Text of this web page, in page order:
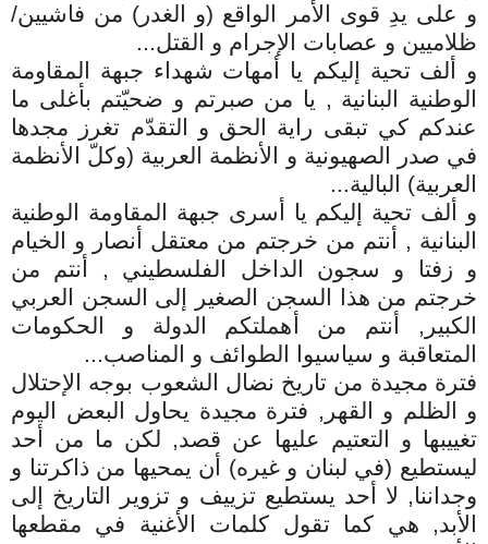
و على يدِ قوى الأمر الواقع (و الغدر) من فاشيين/
ظلاميين و عصابات الإجرام و القتل...
و ألف تحية إليكم يا أمهات شهداء جبهة المقاومة
الوطنية البنانية , يا من صبرتم و ضحيّتم بأغلى ما
عندكم كي تبقى راية الحق و التقدّم تغرز مجدها
في صدر الصهيونية و الأنظمة العربية (وكلّ الأنظمة
العربية) البالية...
و ألف تحية إليكم يا أسرى جبهة المقاومة الوطنية
البنانية , أنتم من خرجتم من معتقل أنصار و الخيام
و زفتا و سجون الداخل الفلسطيني , أنتم من
خرجتم من هذا السجن الصغير إلى السجن العربي
الكبير, أنتم من أهملتكم الدولة و الحكومات
المتعاقبة و سياسيوا الطوائف و المناصب...
فترة مجيدة من تاريخ نضال الشعوب بوجه الإحتلال
و الظلم و القهر, فترة مجيدة يحاول البعض اليوم
تغييبها و التعتيم عليها عن قصد, لكن ما من أحد
ليستطيع (في لبنان و غيره) أن يمحيها من ذاكرتنا و
وجداننا, لا أحد يستطيع تزييف و تزوير التاريخ إلى
الأبد, هي كما تقول كلمات الأغنية في مقطعها